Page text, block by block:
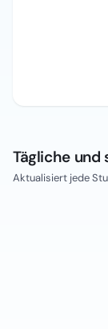
Tägliche
Aktualisiert jede